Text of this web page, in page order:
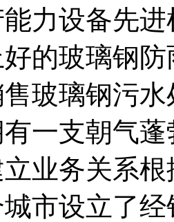
力设备先
的玻璃钢
玻璃钢污
一支朝气
业务关系
市设立了